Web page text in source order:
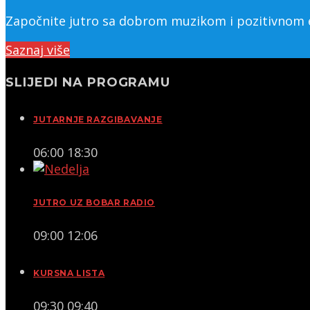
Započnite jutro sa dobrom muzikom i
Saznaj više
SLIJEDI NA PROGRAMU
JUTARNJE RAZGIBAVANJE
06:00 18:30
JUTRO UZ BOBAR RADIO
09:00 12:06
KURSNA LISTA
09:30 09:40